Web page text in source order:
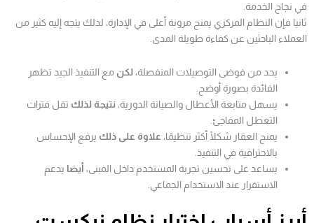
في نجاح الخدمة.
ثانيا فإن النظام المركزي يمنح مرونة أعلى في الإدارة، لذلك يتجه إليه كثير من
العملاء الباحثين عن كفاءة طويلة المدى.
يحد من فوضى التوصيلات المنفصلة، لكن مع التنفيذ الجيد تظهر
الفائدة بصورة أوضح.
يسهل متابعة الأعطال والصيانة الدورية، نتيجة لذلك تقل فترات
التعطل المفاجئ.
يمنح العقار شكلًا أكثر تنظيمًا، علاوة على ذلك يرفع الإحساس
بالاحترافية في التنفيذ.
يساعد على تحسين تجربة المستخدم داخل المبنى، أيضا يدعم
الاستقرار عند الاستخدام الجماعي.